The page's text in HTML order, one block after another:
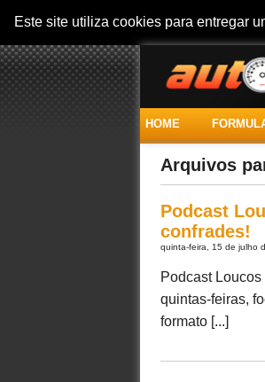
Este site utiliza cookies para entregar
HOME
Arquivos
Podcast
confrades!
quinta-feira, 15 de julho
Podcast
quintas-feiras,
formato [...]